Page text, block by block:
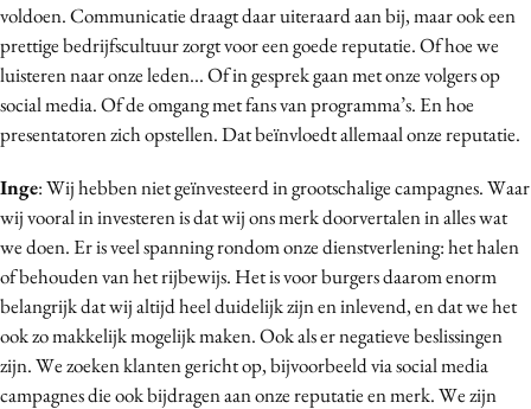
voldoen. Communicatie draagt daar uiteraard aan bij, maar ook een
prettige bedrijfscultuur zorgt voor een goede reputatie. Of hoe we
luisteren naar onze leden... Of in gesprek gaan met onze volgers op
social media. Of de omgang met fans van programma’s. En hoe
presentatoren zich opstellen. Dat beïnvloedt allemaal onze reputatie.
Inge: Wij hebben niet geïnvesteerd in grootschalige campagnes. Waar
wij vooral in investeren is dat wij ons merk doorvertalen in alles wat
we doen. Er is veel spanning rondom onze dienstverlening: het halen
of behouden van het rijbewijs. Het is voor burgers daarom enorm
belangrijk dat wij altijd heel duidelijk zijn en inlevend, en dat we het
ook zo makkelijk mogelijk maken. Ook als er negatieve beslissingen
zijn. We zoeken klanten gericht op, bijvoorbeeld via social media
campagnes die ook bijdragen aan onze reputatie en merk. We zijn